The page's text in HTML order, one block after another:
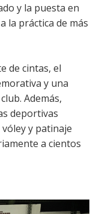
y la puesta en
la práctica de más
de cintas, el
y una
Además,
deportivas
y patinaje
a cientos